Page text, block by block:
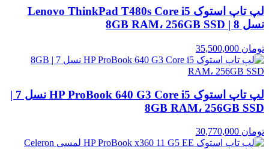
لپ تاپ استوک Lenovo ThinkPad T480s Core i5
نسل 8 | 8GB RAM، 256GB SSD
تومان
لپ تاپ استوک HP ProBook 640 G3 Core i5 نسل 7 |
8GB RAM، 256GB SSD
تومان